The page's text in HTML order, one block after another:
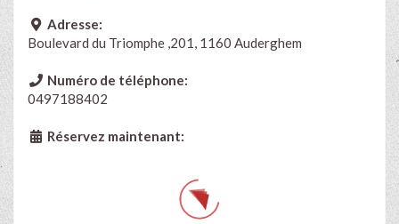
Adresse:
Boulevard du Triomphe ,201, 1160 Auderghem
Numéro de téléphone:
0497188402
Réservez maintenant: